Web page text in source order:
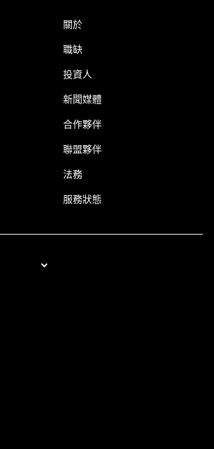
關於
職缺
投資人
新聞媒體
合作夥伴
聯盟夥伴
法務
服務狀態